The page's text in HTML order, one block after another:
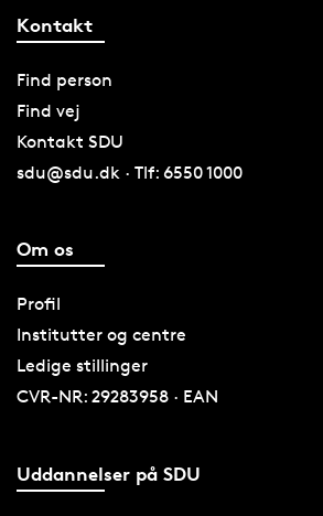
Kontakt
Find person
Find vej
Kontakt SDU
sdu@sdu.dk · Tlf: 6550 1000
Om os
Profil
Institutter og centre
Ledige stillinger
CVR-NR: 29283958 · EAN
Uddannelser på SDU